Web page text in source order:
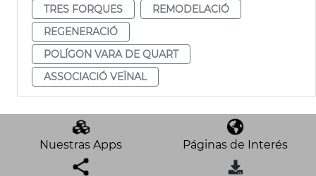
TRES FORQUES
REMODELACIÓ
REGENERACIÓ
POLÍGON VARA DE QUART
ASSOCIACIÓ VEÏNAL
Nuestras Apps Páginas de Interés